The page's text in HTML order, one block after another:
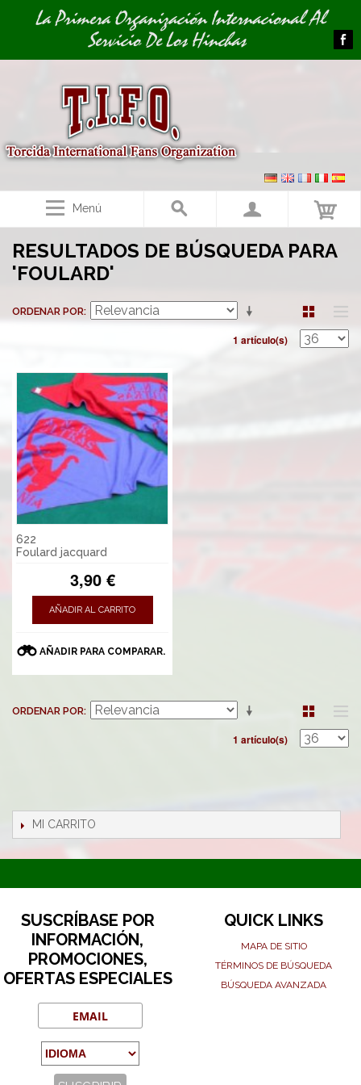
Image 01La Primera Organización Internacional Al
Servicio De Los Hinchas
Menú
RESULTADOS DE BÚSQUEDA PARA
'FOULARD'
ORDENAR POR
1 artículo(s)
622
Foulard jacquard
3,90 €
AÑADIR AL CARRITO
AÑADIR PARA COMPARAR.
ORDENAR POR
1 artículo(s)
MI CARRITO
SUSCRÍBASE POR
INFORMACIÓN,
PROMOCIONES,
OFERTAS ESPECIALES
QUICK LINKS
MAPA DE SITIO
TÉRMINOS DE BÚSQUEDA
BÚSQUEDA AVANZADA